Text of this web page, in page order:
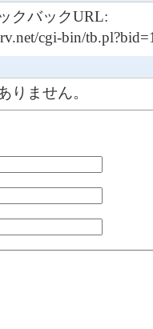
クバックURL:
cgi-bin/
りません。